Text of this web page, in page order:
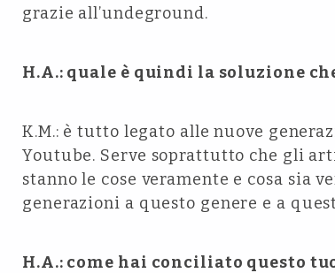
grazie all’undeground.
H.A.: quale è quindi la soluzione
K.M.: è tutto legato alle nuove
Youtube. Serve soprattutto che gli
stanno le cose veramente e cosa sia
generazioni a questo genere e a
H.A.: come hai conciliato questo